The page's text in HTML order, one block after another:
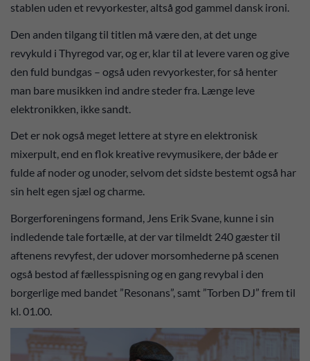
stablen uden et revyorkester, altså god gammel dansk ironi.
Den anden tilgang til titlen må være den, at det unge
revykuld i Thyregod var, og er, klar til at levere varen og give
den fuld bundgas – også uden revyorkester, for så henter
man bare musikken ind andre steder fra. Længe leve
elektronikken, ikke sandt.
Det er nok også meget lettere at styre en elektronisk
mixerpult, end en flok kreative revymusikere, der både er
fulde af noder og unoder, selvom det sidste bestemt også har
sin helt egen sjæl og charme.
Borgerforeningens formand, Jens Erik Svane, kunne i sin
indledende tale fortælle, at der var tilmeldt 240 gæster til
aftenens revyfest, der udover morsomhederne på scenen
også bestod af fællesspisning og en gang revybal i den
borgerlige med bandet ”Resonans”, samt ”Torben DJ” frem til
kl. 01.00.